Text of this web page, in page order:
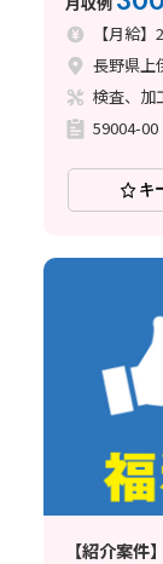
【月給
長野県上
検査、加
59004-00
キ
【紹介案